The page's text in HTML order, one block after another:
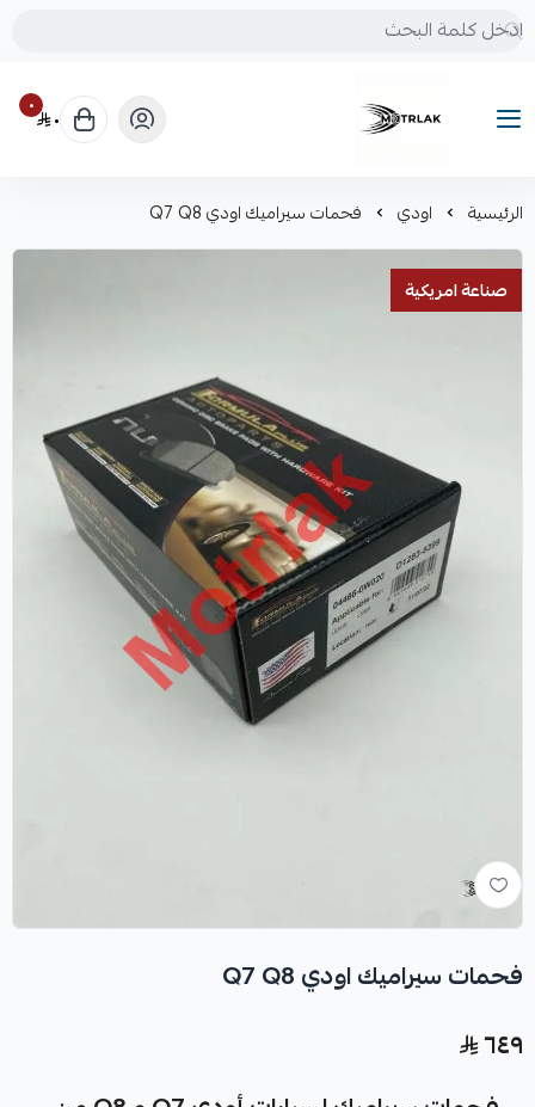
Motrlak
٠ ٠
الرئيسية اودي فحمات سيراميك اودي Q7 Q8
صناعة امريكية
فحمات سيراميك اودي Q7 Q8
٦٤٩